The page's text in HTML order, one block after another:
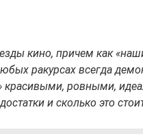
кино, причем как
ракурсах всегда
красивыми, ровными,
и сколько это